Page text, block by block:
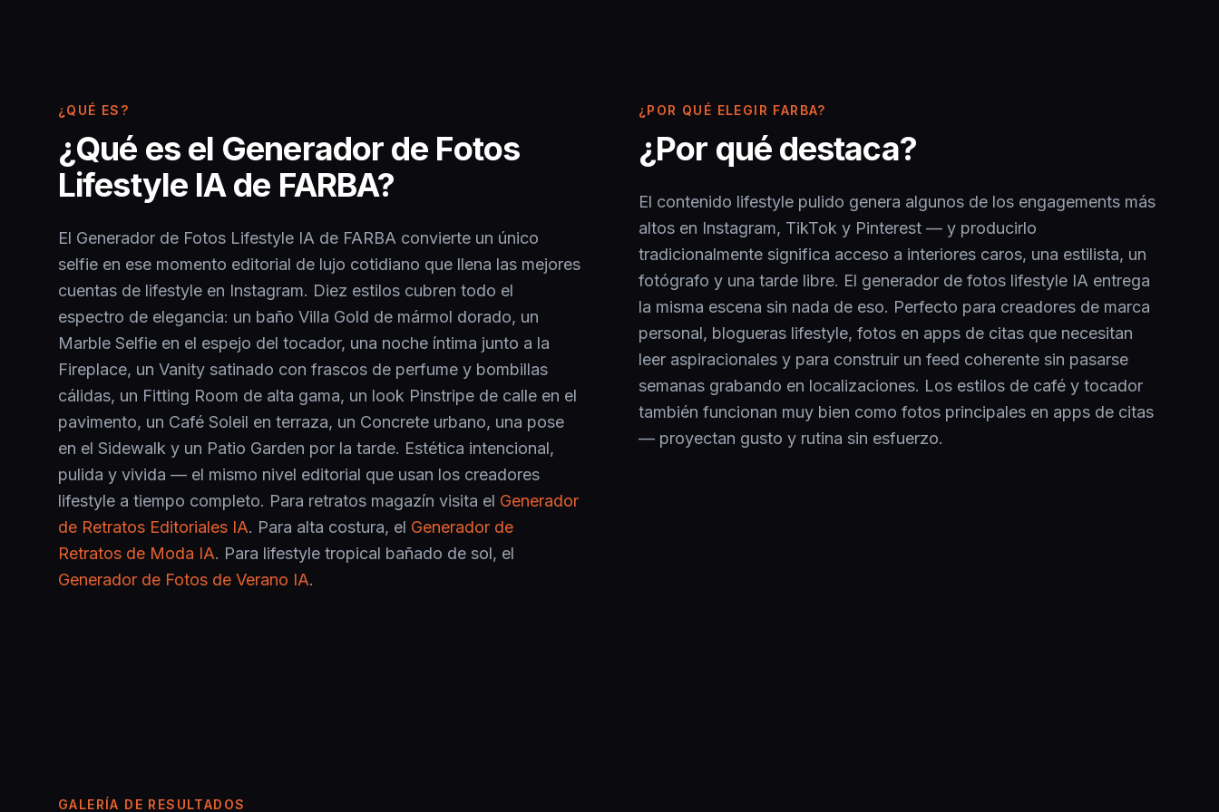
¿QUÉ ES?
¿Qué es el Generador de Fotos
Lifestyle IA de FARBA?
El Generador de Fotos Lifestyle IA de FARBA convierte un único
selfie en ese momento editorial de lujo cotidiano que llena las mejores
cuentas de lifestyle en Instagram. Diez estilos cubren todo el
espectro de elegancia: un baño Villa Gold de mármol dorado, un
Marble Selfie en el espejo del tocador, una noche íntima junto a la
Fireplace, un Vanity satinado con frascos de perfume y bombillas
cálidas, un Fitting Room de alta gama, un look Pinstripe de calle en el
pavimento, un Café Soleil en terraza, un Concrete urbano, una pose
en el Sidewalk y un Patio Garden por la tarde. Estética intencional,
pulida y vivida — el mismo nivel editorial que usan los creadores
lifestyle a tiempo completo. Para retratos magazín visita el Generador
de Retratos Editoriales IA. Para alta costura, el Generador de
Retratos de Moda IA. Para lifestyle tropical bañado de sol, el
Generador de Fotos de Verano IA.
¿POR QUÉ ELEGIR FARBA?
¿Por qué destaca?
El contenido lifestyle pulido genera algunos de los engagements más
altos en Instagram, TikTok y Pinterest — y producirlo
tradicionalmente significa acceso a interiores caros, una estilista, un
fotógrafo y una tarde libre. El generador de fotos lifestyle IA entrega
la misma escena sin nada de eso. Perfecto para creadores de marca
personal, blogueras lifestyle, fotos en apps de citas que necesitan
leer aspiracionales y para construir un feed coherente sin pasarse
semanas grabando en localizaciones. Los estilos de café y tocador
también funcionan muy bien como fotos principales en apps de citas
— proyectan gusto y rutina sin esfuerzo.
GALERÍA DE RESULTADOS